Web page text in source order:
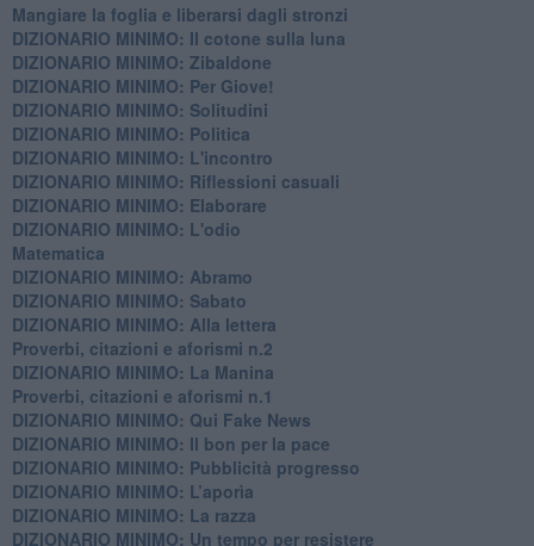
​Mangiare la foglia e liberarsi dagli stronzi
DIZIONARIO MINIMO: Il cotone sulla luna
DIZIONARIO MINIMO: Zibaldone
DIZIONARIO MINIMO: Per Giove!
DIZIONARIO MINIMO: Solitudini
DIZIONARIO MINIMO: Politica
DIZIONARIO MINIMO: L'incontro
DIZIONARIO MINIMO: Riflessioni casuali
DIZIONARIO MINIMO: Elaborare
DIZIONARIO MINIMO: L'odio
​Matematica
DIZIONARIO MINIMO: Abramo
DIZIONARIO MINIMO: Sabato
​DIZIONARIO MINIMO: Alla lettera
Proverbi, citazioni e aforismi n.2
DIZIONARIO MINIMO: La Manina
​Proverbi, citazioni e aforismi n.1
DIZIONARIO MINIMO: Qui Fake News
DIZIONARIO MINIMO: ​Il bon per la pace
DIZIONARIO MINIMO: Pubblicità progresso
DIZIONARIO MINIMO: L’aporìa
DIZIONARIO MINIMO: La razza
DIZIONARIO MINIMO: Un tempo per resistere